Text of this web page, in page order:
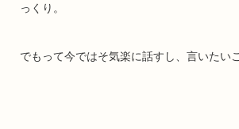
っくり。
でもって今ではそ気楽に話すし、言いたい